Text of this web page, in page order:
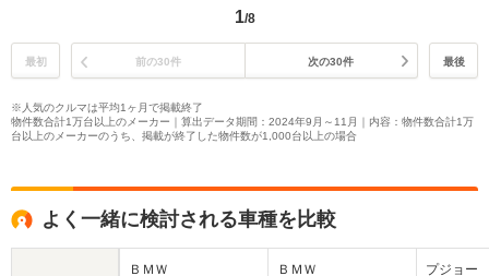
1/8
最初 前の30件 次の30件 最後
※人気のクルマは平均1ヶ月で掲載終了
物件数合計1万台以上のメーカー｜算出データ期間：2024年9月～11月｜内容：物件数合計1万
台以上のメーカーのうち、掲載が終了した物件数が1,000台以上の場合
よく一緒に検討される車種を比較
ＢＭＷ ＢＭＷ プジョー